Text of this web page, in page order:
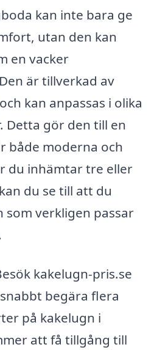
kan inte bara ge
utan den kan
en vacker
är tillverkad av
kan anpassas i olika
Detta gör den till en
både moderna och
du inhämtar tre eller
du se till att du
som verkligen passar
kakelugn-pris.se
begära flera
på kakelugn i
att få tillgång till